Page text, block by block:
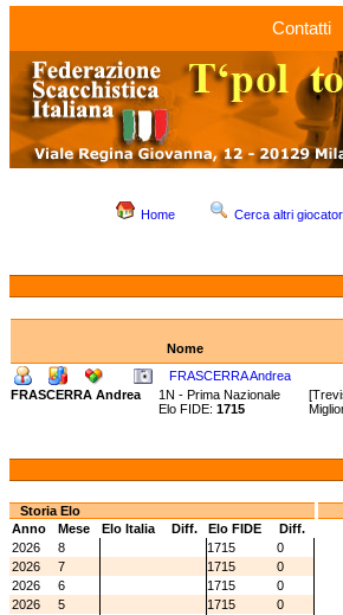
Contatti
Home Cerca altri
Nome
FRASCERRA Andrea
FRASCERRA Andrea
1N - Prima Nazionale
Elo FIDE: 1715
Storia Elo
Anno
Mese Elo Italia Diff. Elo FIDE
Diff.
2026
8 1715
0
2026
7 1715
0
2026
6 1715
0
2026
5 1715
0